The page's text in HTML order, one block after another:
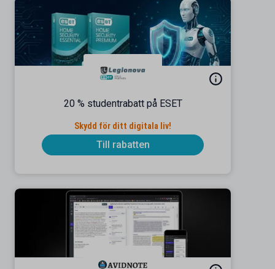
20 % studentrabatt på ESET
Skydd för ditt digitala liv!
Till rabatten